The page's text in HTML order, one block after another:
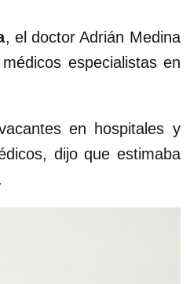
, el doctor Adrián Medina
especialistas en
en hospitales y
dijo que estimaba